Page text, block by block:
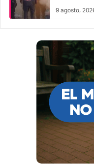
9 agosto,